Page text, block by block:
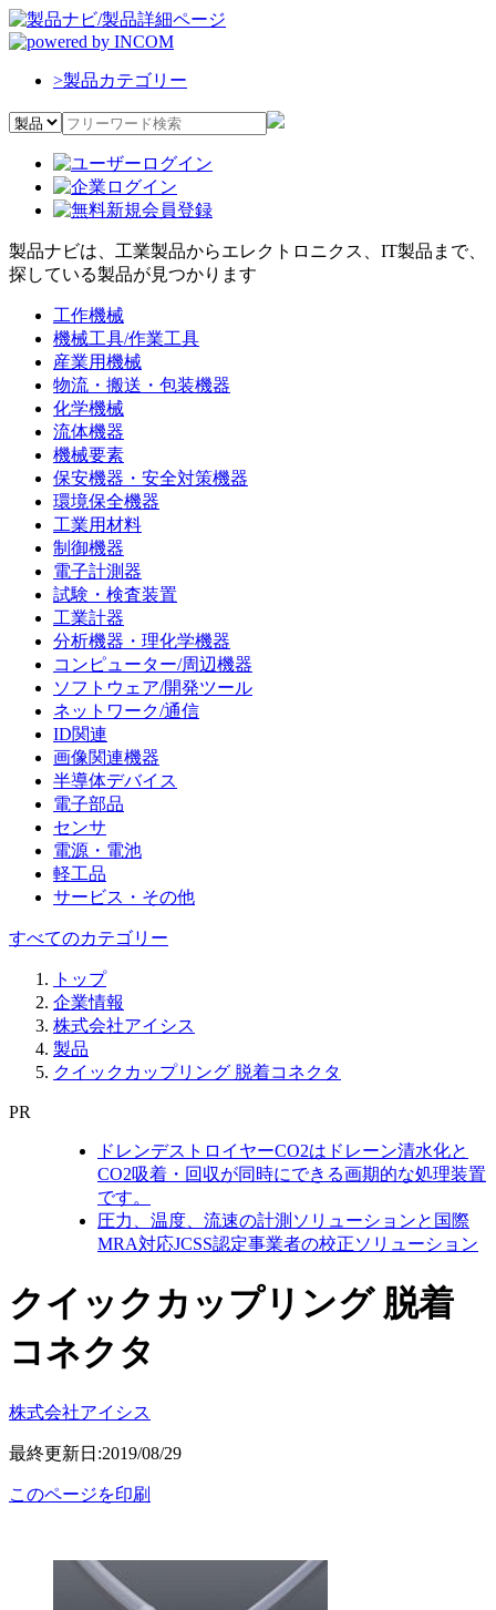
>製品カテゴリー
製品ナビは、工業製品からエレクトロニクス、IT製品まで、
探している製品が見つかります
工作機械
機械工具/作業工具
産業用機械
物流・搬送・包装機器
化学機械
流体機器
機械要素
保安機器・安全対策機器
環境保全機器
工業用材料
制御機器
電子計測器
試験・検査装置
工業計器
分析機器・理化学機器
コンピューター/周辺機器
ソフトウェア/開発ツール
ネットワーク/通信
ID関連
画像関連機器
半導体デバイス
電子部品
センサ
電源・電池
軽工品
サービス・その他
すべてのカテゴリー
トップ
企業情報
株式会社アイシス
製品
クイックカップリング 脱着コネクタ
PR
ドレンデストロイヤーCO2はドレーン清水化と
CO2吸着・回収が同時にできる画期的な処理装置
です。
圧力、温度、流速の計測ソリューションと国際
MRA対応JCSS認定事業者の校正ソリューション
クイックカップリング 脱着
コネクタ
株式会社アイシス
最終更新日:2019/08/29
このページを印刷